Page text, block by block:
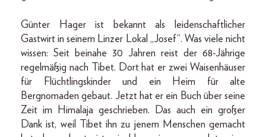
Günter Hager ist bekannt als leidenschaftlicher
Gastwirt in seinem Linzer Lokal „Josef“. Was viele nicht
wissen: Seit beinahe 30 Jahren reist der 68-Jährige
regelmäßig nach Tibet. Dort hat er zwei Waisenhäuser
für Flüchtlingskinder und ein Heim für alte
Bergnomaden gebaut. Jetzt hat er ein Buch über seine
Zeit im Himalaja geschrieben. Das auch ein großer
Dank ist, weil Tibet ihn zu jenem Menschen gemacht